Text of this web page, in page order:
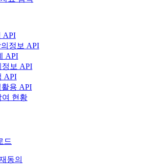
API
정보 API
API
정보 API
API
용 API
여 현황
드
동의